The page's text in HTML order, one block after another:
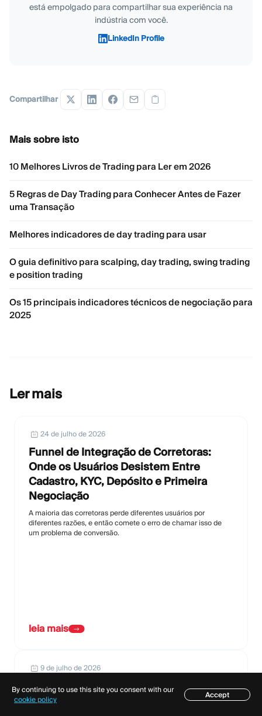
está empolgado para compartilhar sua experiência na
indústria com você.
LinkedIn Profile
Compartilhar
Mais sobre isto
10 Melhores Livros de Trading para Ler em 2026
5 Regras de Day Trading para Conhecer Antes de Fazer
uma Transação
Melhores indicadores de day trading para usar
O guia definitivo para scalping, day trading, swing trading
e position trading
Os 15 principais indicadores técnicos de negociação para
2025
Ler mais
24 de julho de 2026
Funnel de Integração de Corretoras:
Onde os Usuários Desistem Entre
Cadastro, KYC, Depósito e Primeira
Negociação
A maioria das corretoras perde diferentes usuários por
diferentes razões, e então comete o erro de chamar isso de
um problema de conversão.
leia mais
9 de julho de 2026
Aprovação do Provedor de Pagamento
para Corretoras: O Que os Fundadores
Índice
By continuing to use this site you consent with our
cookie policy
Accept